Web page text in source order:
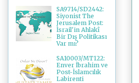
SA9714/SD2442:
Siyonist The
Jerusalem Post:
İsrail'in Ahlakî
Bir Dış Politikası
Var mı?
SA10003/MT122:
Enver İbrahim ve
Post-İslamcılık
Labirenti